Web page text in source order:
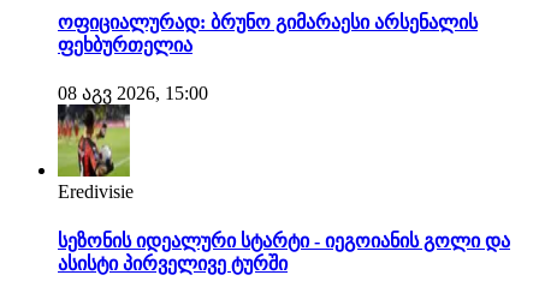
ოფიციალურად: ბრუნო გიმარაესი არსენალის
ფეხბურთელია
08 აგვ 2026, 15:00
Eredivisie
სეზონის იდეალური სტარტი - იეგოიანის გოლი და
ასისტი პირველივე ტურში